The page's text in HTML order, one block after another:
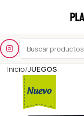
Inicio JUEGOS